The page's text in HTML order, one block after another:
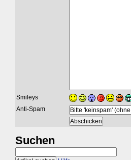
Smileys
Anti-Spam
Suchen